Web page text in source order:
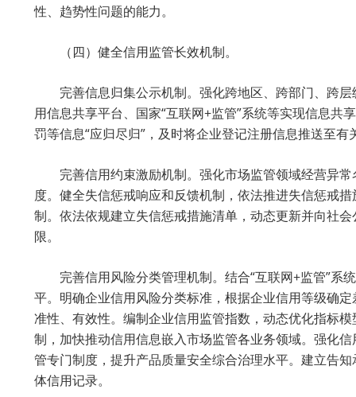
性、趋势性问题的能力。
（四）健全信用监管长效机制。
完善信息归集公示机制。强化跨地区、跨部门、跨
用信息共享平台、国家“互联网+监管”系统等实现信息
罚等信息“应归尽归”，及时将企业登记注册信息推送至
完善信用约束激励机制。强化市场监管领域经营异
度。健全失信惩戒响应和反馈机制，依法推进失信惩戒
制。依法依规建立失信惩戒措施清单，动态更新并向社
限。
完善信用风险分类管理机制。结合“互联网+监管”
平。明确企业信用风险分类标准，根据企业信用等级确
准性、有效性。编制企业信用监管指数，动态优化指标
制，加快推动信用信息嵌入市场监管各业务领域。强化
管专门制度，提升产品质量安全综合治理水平。建立告
体信用记录。